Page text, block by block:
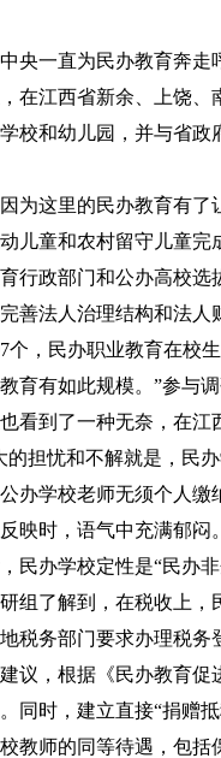
央一直为民办教育奔走
在江西省新余、上饶
校和幼儿园，并与省
为这里的民办教育有
儿童和农村留守儿童
行政部门和公办高校
善法人治理结构和法
个，民办职业教育在校
育有如此规模。”参与
看到了一种无奈，在江
的担忧和不解就是，民
办学校老师无须个人
映时，语气中充满郁闷。
民办学校定性是“民办
组了解到，在税收上
税务部门要求办理税务
议，根据《民办教育
同时，建立直接“捐赠
教师的同等待遇，包